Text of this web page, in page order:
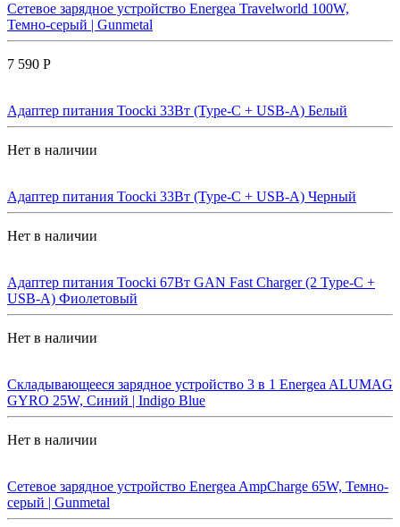
Сетевое зарядное устройство Energea Travelworld 100W,
Темно-серый | Gunmetal
7 590 Р
Адаптер питания Toocki 33Вт (Type-C + USB-A) Белый
Нет в наличии
Адаптер питания Toocki 33Вт (Type-C + USB-A) Черный
Нет в наличии
Адаптер питания Toocki 67Вт GAN Fast Charger (2 Type-C +
USB-A) Фиолетовый
Нет в наличии
Складывающееся зарядное устройство 3 в 1 Energea ALUMAG
GYRO 25W, Синий | Indigo Blue
Нет в наличии
Сетевое зарядное устройство Energea AmpCharge 65W, Темно-
серый | Gunmetal